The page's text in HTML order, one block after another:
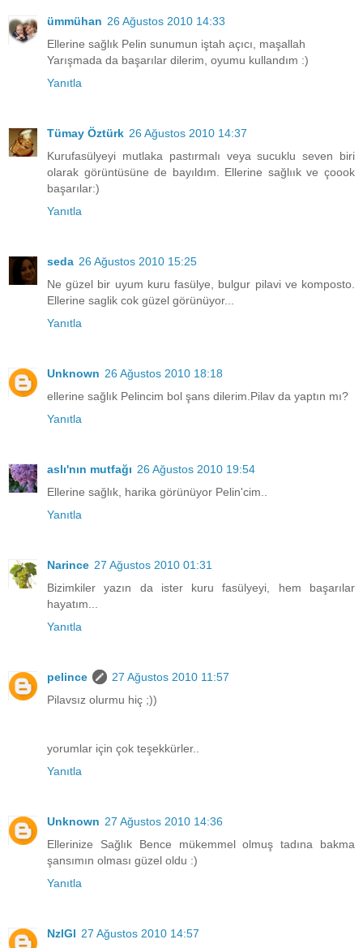
ümmühan 26 Ağustos 2010 14:33
Ellerine sağlık Pelin sunumun iştah açıcı, maşallah
Yarışmada da başarılar dilerim, oyumu kullandım :)
Yanıtla
Tümay Öztürk 26 Ağustos 2010 14:37
Kurufasülyeyi mutlaka pastırmalı veya sucuklu seven biri
olarak görüntüsüne de bayıldım. Ellerine sağlıık ve çoook
başarılar:)
Yanıtla
seda 26 Ağustos 2010 15:25
Ne güzel bir uyum kuru fasülye, bulgur pilavi ve komposto.
Ellerine saglik cok güzel görünüyor...
Yanıtla
Unknown 26 Ağustos 2010 18:18
ellerine sağlık Pelincim bol şans dilerim.Pilav da yaptın mı?
Yanıtla
aslı'nın mutfağı 26 Ağustos 2010 19:54
Ellerine sağlık, harika görünüyor Pelin'cim..
Yanıtla
Narince 27 Ağustos 2010 01:31
Bizimkiler yazın da ister kuru fasülyeyi, hem başarılar
hayatım...
Yanıtla
pelince
27 Ağustos 2010 11:57
Pilavsız olurmu hiç ;))
yorumlar için çok teşekkürler..
Yanıtla
Unknown 27 Ağustos 2010 14:36
Ellerinize Sağlık Bence mükemmel olmuş tadına bakma
şansımın olması güzel oldu :)
Yanıtla
NzlGl 27 Ağustos 2010 14:57